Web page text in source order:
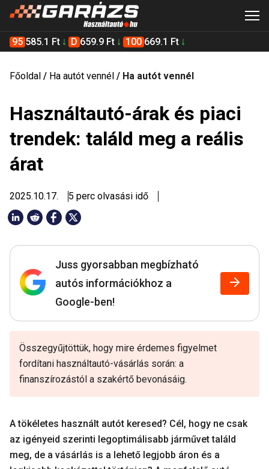
95 585.1 Ft D 659.9 Ft 100 669.1 Ft
Főoldal / Ha autót vennél / Ha autót vennél
Használtautó-árak és piaci
trendek: találd meg a reális
árat
2025.10.17. 5 perc olvasási idő
Juss gyorsabban megbízható
autós információkhoz a
Google-ben!
Összegyűjtöttük, hogy mire érdemes figyelmet
fordítani használtautó-vásárlás során: a
finanszírozástól a szakértő bevonásáig.
A tökéletes használt autót keresed? Cél, hogy ne csak
az igényeid szerinti legoptimálisabb járművet találd
meg, de a vásárlás is a lehető legjobb áron és a